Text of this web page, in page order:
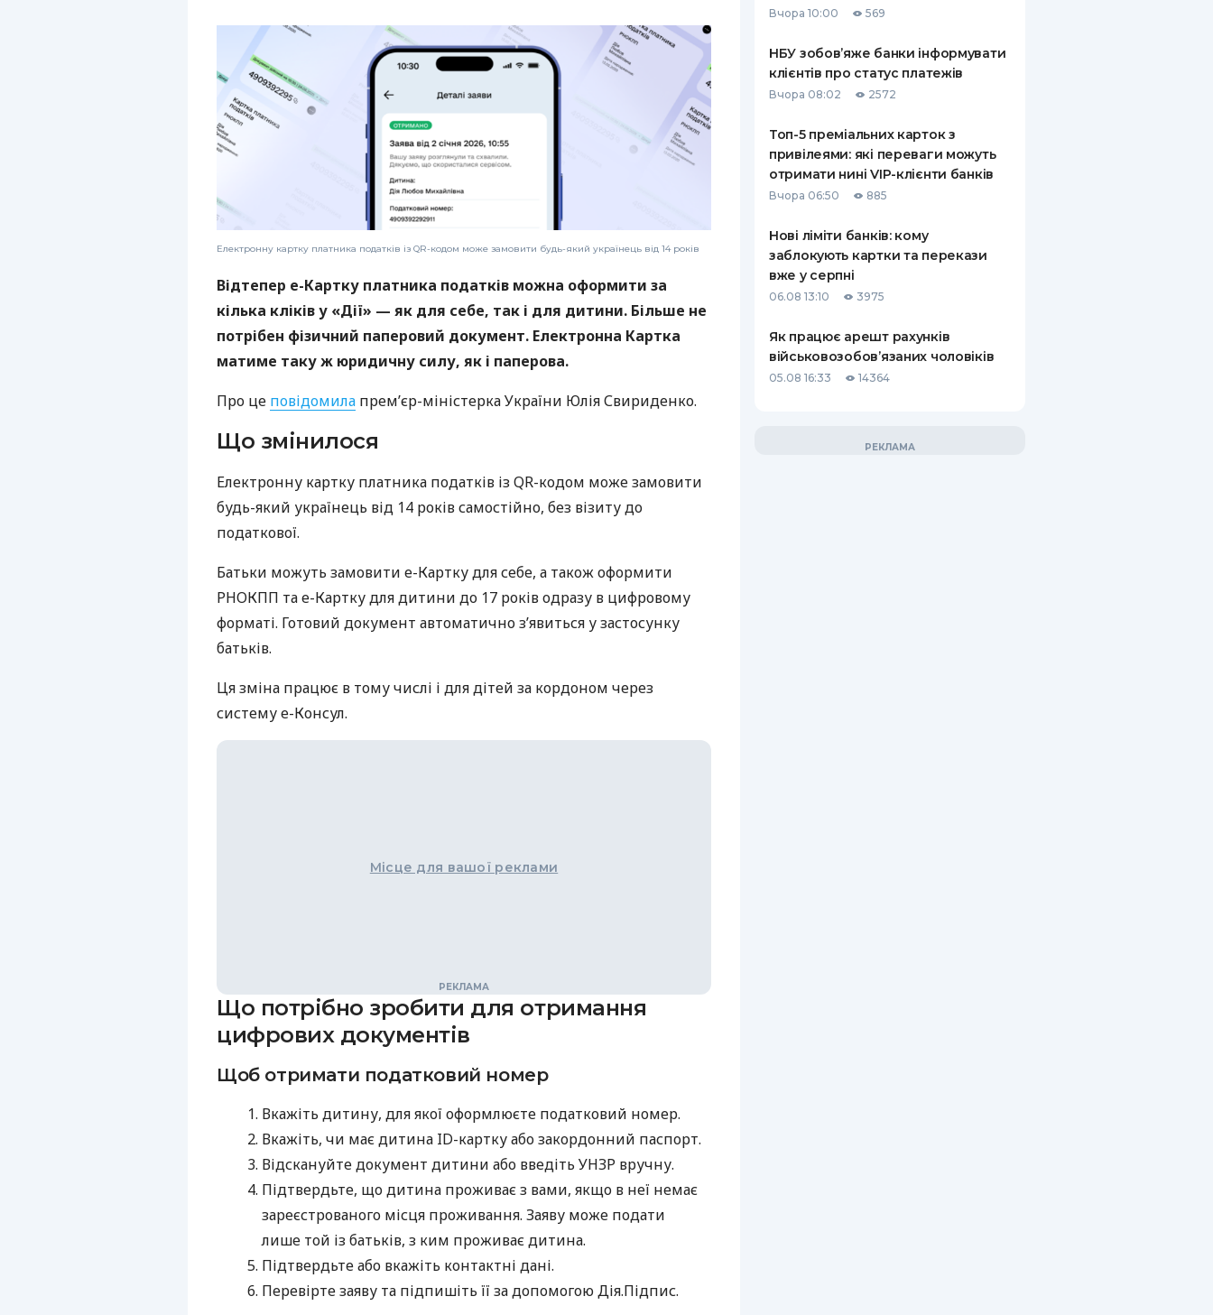
РЕЙТИНГ ДЕБЕТОВИХ
КАРТОК
ЩОМІСЯЧНИЙ ОГЛЯД
ПУТІВНИКИ ПО
БАНКІВСЬКИХ КАРТКАХ
СТРАХУВАННЮ
ВСІ СТРАХОВІ ПОЛІСИ
ВІДГУКИ ПРО СТРАХОВІ
КОМПАНІЇ
КОНТАКТИ
Електронну картку платника податків із QR-кодом може замовити будь-який українець від 14 років
Відтепер е-Картку платника податків можна оформити за
кілька кліків у «Дії» — як для себе, так і для дитини. Більше не
потрібен фізичний паперовий документ. Електронна Картка
матиме таку ж юридичну силу, як і паперова.
Про це повідомила прем’єр-міністерка України Юлія Свириденко.
Що змінилося
Електронну картку платника податків із QR-кодом може замовити
будь-який українець від 14 років самостійно, без візиту до
податкової.
Батьки можуть замовити е-Картку для себе, а також оформити
РНОКПП та е-Картку для дитини до 17 років одразу в цифровому
форматі. Готовий документ автоматично з’явиться у застосунку
батьків.
Ця зміна працює в тому числі і для дітей за кордоном через
систему е-Консул.
Місце для вашої реклами
Що потрібно зробити для отримання
цифрових документів
Щоб отримати податковий номер
Вкажіть дитину, для якої оформлюєте податковий номер.
Вкажіть, чи має дитина ID-картку або закордонний паспорт.
Відскануйте документ дитини або введіть УНЗР вручну.
Підтвердьте, що дитина проживає з вами, якщо в неї немає
зареєстрованого місця проживання. Заяву може подати
лише той із батьків, з ким проживає дитина.
Підтвердьте або вкажіть контактні дані.
Перевірте заяву та підпишіть її за допомогою Дія.Підпис.
Вчора 10:00 569
НБУ зобов’яже банки інформувати
клієнтів про статус платежів
Вчора 08:02 2572
Топ-5 преміальних карток з
привілеями: які переваги можуть
отримати нині VIP-клієнти банків
Вчора 06:50 885
Нові ліміти банків: кому
заблокують картки та перекази
вже у серпні
06.08 13:10 3975
Як працює арешт рахунків
військовозобов’язаних чоловіків
05.08 16:33 14364